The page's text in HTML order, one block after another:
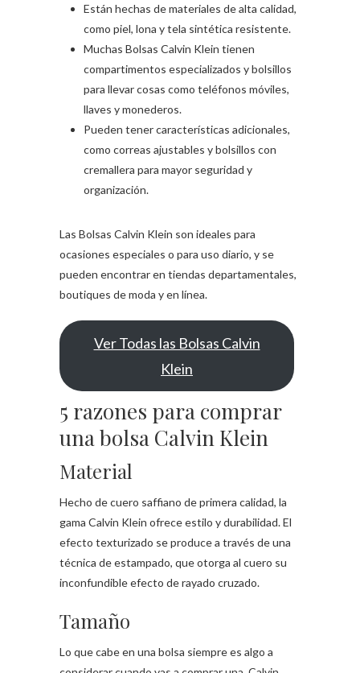
Están hechas de materiales de alta calidad,
como piel, lona y tela sintética resistente.
Muchas Bolsas Calvin Klein tienen
compartimentos especializados y bolsillos
para llevar cosas como teléfonos móviles,
llaves y monederos.
Pueden tener características adicionales,
como correas ajustables y bolsillos con
cremallera para mayor seguridad y
organización.
Las Bolsas Calvin Klein son ideales para
ocasiones especiales o para uso diario, y se
pueden encontrar en tiendas departamentales,
boutiques de moda y en línea.
Ver Todas las Bolsas Calvin
Klein
5 razones para comprar
una bolsa Calvin Klein
Material
Hecho de cuero saffiano de primera calidad, la
gama Calvin Klein ofrece estilo y durabilidad. El
efecto texturizado se produce a través de una
técnica de estampado, que otorga al cuero su
inconfundible efecto de rayado cruzado.
Tamaño
Lo que cabe en una bolsa siempre es algo a